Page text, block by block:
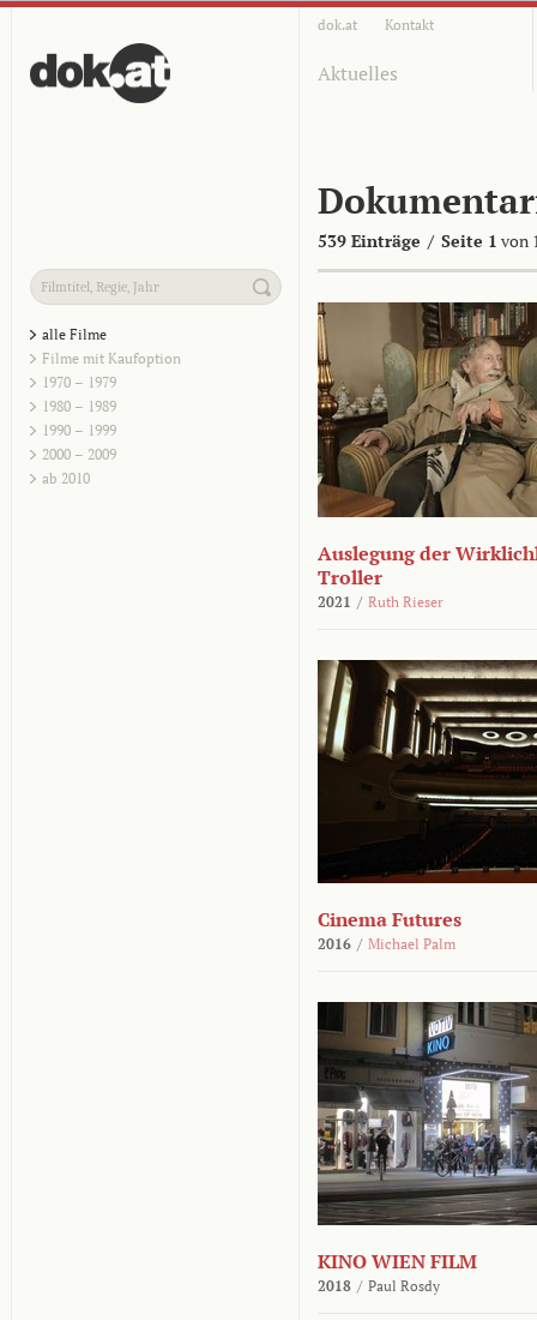
dok.at Kontakt
Aktuelles
539 Einträge / Seite 1 von
alle Filme
Filme mit Kaufoption
1970 – 1979
1980 – 1989
1990 – 1999
2000 – 2009
ab 2010
Auslegung der
Troller
2021 / Ruth Rieser
Cinema Futures
2016 / Michael Palm
KINO WIEN FILM
2018 / Paul Rosdy